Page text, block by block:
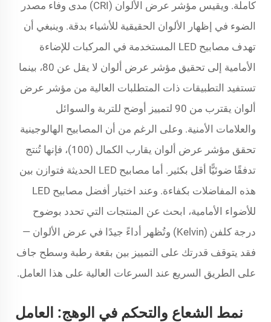
كاملة. ويقيس مؤشر عرض الألوان (CRI) مدى وفاء مصدر
الضوء في إظهار الألوان الحقيقية للأشياء بدقة. وينبغي أن
تهدف مصابيح LED المستخدمة في المركبات للإضاءة
الأمامية إلى تحقيق مؤشر عرض ألوان لا يقل عن 80، بينما
تستفيد التطبيقات ذات المتطلبات العالية من مؤشر عرض
ألوان يقترب من 90 لتمييز أوضح للتربة والسوائل
والعلامات الأمنية. وعلى الرغم من أن المصابيح الهالوجينية
تحقق مؤشر عرض ألوان يقارب الكمال (100)، فإنها تُنتج
تدفقًا ضوئيًّا أقل بكثير. أما مصابيح LED الحديثة فتوازن بين
هذه المفاضلات بكفاءة. وعند اختيار أفضل مصابيح LED
للأضواء الأمامية، ابحث عن المنتجات التي تحدد بوضوح
درجة كلفن (Kelvin) وتُظهر أداءً جيدًا في عرض الألوان —
فقد يتوقف قدرتك على التمييز بين بقعة رطبة وسطح جاف
على الطريق السريع عند السرعات العالية على هذا العامل.
نمط الشعاع والتحكم في الوهج: العامل